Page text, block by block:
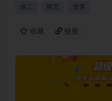
施工 规范 质量
收藏 链接